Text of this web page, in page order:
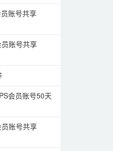
账号共享
账号共享
会员账号50天
账号共享